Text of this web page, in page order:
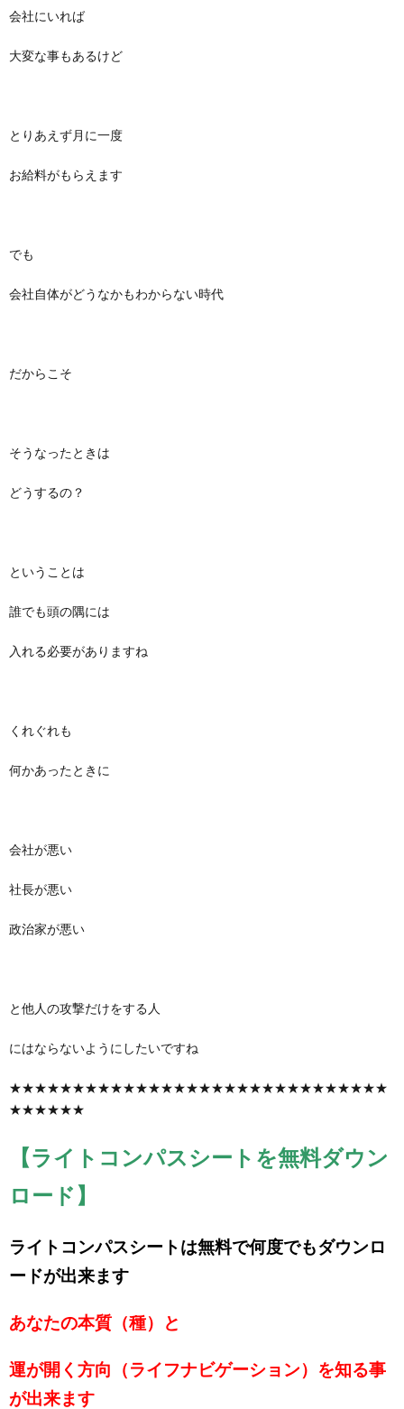
会社にいれば
大変な事もあるけど
とりあえず月に一度
お給料がもらえます
でも
会社自体がどうなかもわからない時代
だからこそ
そうなったときは
どうするの？
ということは
誰でも頭の隅には
入れる必要がありますね
くれぐれも
何かあったときに
会社が悪い
社長が悪い
政治家が悪い
と他人の攻撃だけをする人
にはならないようにしたいですね
★★★★★★★★★★★★★★★★★★★★★★★★★★★★★★
★★★★★★
【ライトコンパスシートを無料ダウン
ロード】
ライトコンパスシートは無料で何度でもダウンロ
ードが出来ます
あなたの本質（種）と
運が開く方向（ライフナビゲーション）を知る事
が出来ます